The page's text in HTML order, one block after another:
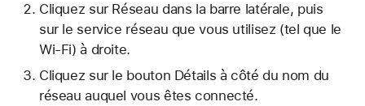
Cliquez sur Réseau dans la barre latérale, puis
sur le service réseau que vous utilisez (tel que le
Wi-Fi) à droite.
Cliquez sur le bouton Détails à côté du nom du
réseau auquel vous êtes connecté.